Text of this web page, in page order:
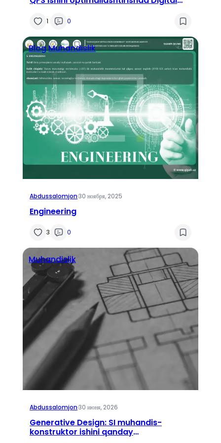
1 0
BlogMuhandislik
Abdussalomjon·30 ноября, 2025
Engineering
3 0
Muhandislik
Abdussalomjon·30 июня, 2026
Generative Design: SI muhandis-
konstruktor ishini qanday